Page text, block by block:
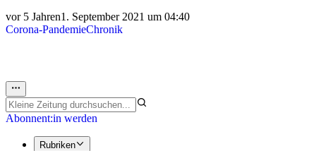
vor 5 Jahren1. September 2021 um 04:40
Corona-PandemieChronik
Abonnent:in werden
Rubriken